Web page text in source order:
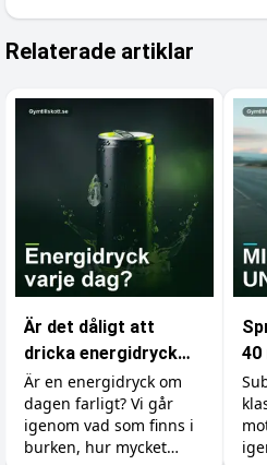
Relaterade artiklar
Är det dåligt att
dricka energidryck
varje dag?
Är en energidryck om
dagen farligt? Vi går
igenom vad som finns i
burken, hur mycket
40